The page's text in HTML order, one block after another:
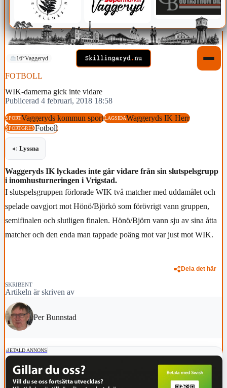
16°Vaggeryd
FOTBOLL
WIK-damerna gick inte vidare
Publicerad 4 februari, 2018 18:58
SPORTVaggeryds kommun sportLAGSIDAWaggeryds IK Herr
SPORTGRENFotboll
Lyssna
Waggeryds IK lyckades inte går vidare från sin slutspelsgrupp
i inomhusturneringen i Vrigstad.
I slutspelsgruppen förlorade WIK två matcher med uddamålet och
spelade oavgjort mot Hönö/Björkö som förövrigt vann gruppen,
semifinalen och slutligen finalen. Hönö/Björn vann sju av sina åtta
matcher och den enda man tappade poäng mot var just mot WIK.
Dela det här
SKRIBENT
Artikeln är skriven av
Per Bunnstad
BETALD ANNONS